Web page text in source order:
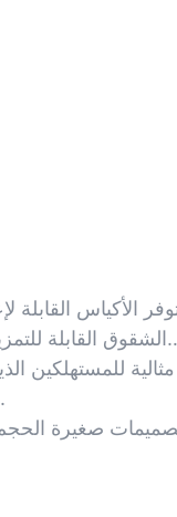
الأكياس القابلة
الشقوق القابلة
مثالية للمستهلكين
السري أو الحصص الفردية.
صغيرة